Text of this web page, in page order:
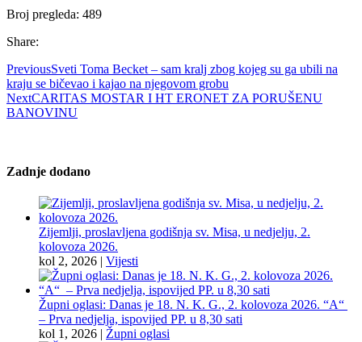
Broj pregleda: 489
Share:
PreviousSveti Toma Becket – sam kralj zbog kojeg su ga ubili na
kraju se bičevao i kajao na njegovom grobu
NextCARITAS MOSTAR I HT ERONET ZA PORUŠENU
BANOVINU
Zadnje dodano
Zijemlji, proslavljena godišnja sv. Misa, u nedjelju, 2.
kolovoza 2026.
kol 2, 2026 | Vijesti
Župni oglasi: Danas je 18. N. K. G., 2. kolovoza 2026. “A“
– Prva nedjelja, ispovijed PP. u 8,30 sati
kol 1, 2026 | Župni oglasi